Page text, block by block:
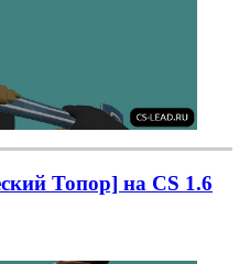
Топор] на CS 1.6